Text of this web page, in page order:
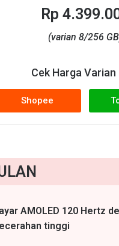
Rp
(varian 8/256
Cek Harga Varian
Shopee
AMOLED 120 Hertz
tinggi